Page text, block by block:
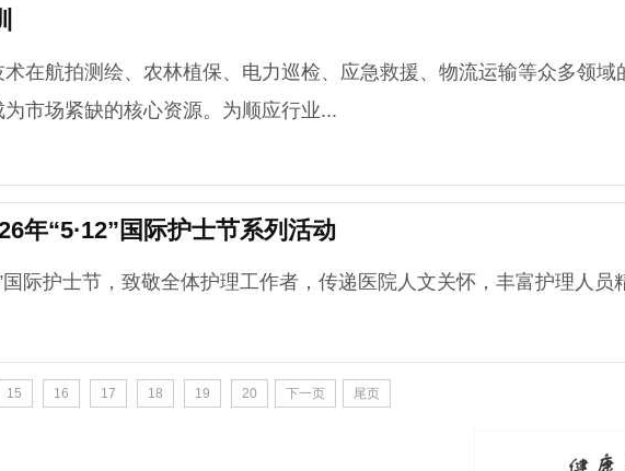
航拍测绘、农林植保、电力巡检、应急救援、物流运输等众多领域
市场紧缺的核心资源。为顺应行业...
“5·12”国际护士节系列活动
护士节，致敬全体护理工作者，传递医院人文关怀，丰富护理人员
15 16 17 18 19 20 下一页 尾页